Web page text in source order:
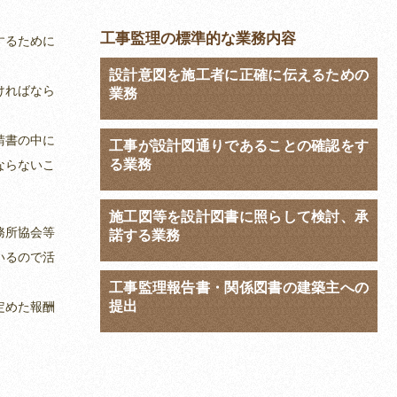
るために
ればなら
書の中に
ないこ
所協会等
るので活
めた報酬
工事監理の標準的な業務内容
設計意図を施工者に正確に伝えるための
業務
工事が設計図通りであることの確認をす
る業務
施工図等を設計図書に照らして検討、承
諾する業務
工事監理報告書・関係図書の建築主への
提出